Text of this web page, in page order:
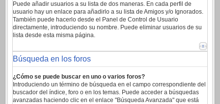
Puede añadir usuarios a su lista de dos maneras. En cada perfil de
usuario hay un enlace para añadirlo a su lista de Amigos y/o Ignorados.
También puede hacerlo desde el Panel de Control de Usuario
directamente, introduciendo su nombre. Puede eliminar usuarios de su
lista desde esta misma página.
Búsqueda en los foros
¿Cómo se puede buscar en uno o varios foros?
Introduciendo un término de búsqueda en el campo correspondiente del
buscador del índice, foro o en los temas. Puede acceder a búsquedas
avanzadas haciendo clic en el enlace "Búsqueda Avanzada" que está